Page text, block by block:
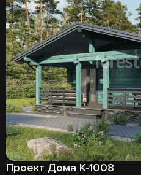
Проект Дома К-1008